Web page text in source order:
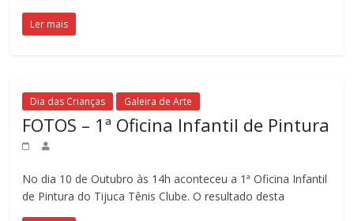
Ler mais
Dia das Crianças Galeira de Arte
FOTOS – 1ª Oficina Infantil de Pintura
No dia 10 de Outubro às 14h aconteceu a 1ª Oficina Infantil
de Pintura do Tijuca Tênis Clube. O resultado desta